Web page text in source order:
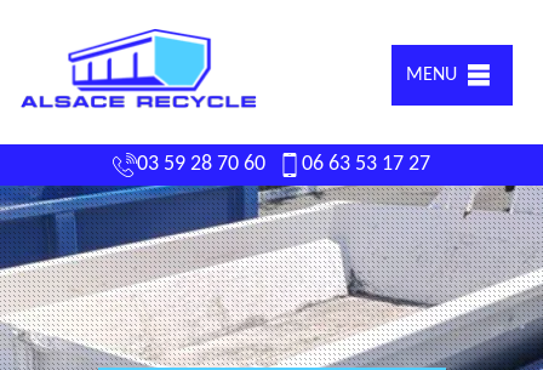
MENU
03 59 28 70 60 06 63 53 17 27